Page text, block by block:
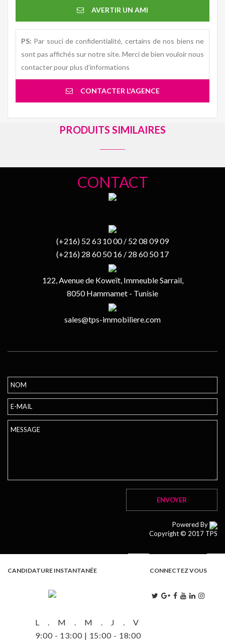
AVERTIR UN AMI
PS: Par souci de confidentialité, certains de nos biens ne
sont pas affichés sur notre site. Merci de bien vouloir nous
contacter pour plus d’informations
CONTACTER L'AGENCE
PRODUITS SIMILAIRES
CONTACT
(+216) 52 63 10 00 / 52 08 09 09
(+216) 28 60 50 16 / 28 60 50 17
122, Avenue de Koweït, Immeuble Sarrail,
8050 Hammamet - Tunisie
sales@tps-immobiliere.com
Powered By
Copyright © 2017 TPS
CANDIDATURE INSTANTANÉE CONNECTEZ VOUS
L . M . M . J . V
9:00 - 13:00 | 15:00 - 18:00